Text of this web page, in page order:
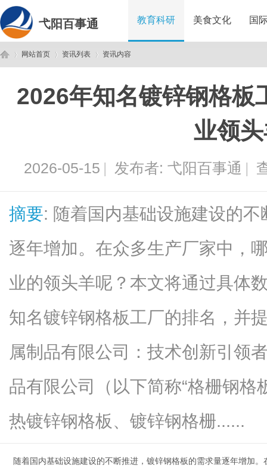
弋阳百事通 教育科研 美食文化 国
网站首页
›
资讯列表
›
资讯内容
2026年知名镀锌钢格板
业领
2026-05-15 | 发布者: 弋阳百事通 |
摘要: 随着国内基础设施建设的
逐年增加。在众多生产厂家中，
业的领头羊呢？本文将通过具体
知名镀锌钢格板工厂的排名，并
属制品有限公司：技术创新引领
品有限公司（以下简称“格栅钢格
热镀锌钢格板、镀锌钢格栅......
随着国内基础设施建设的不断推进，镀锌钢格板的需求量逐年增加